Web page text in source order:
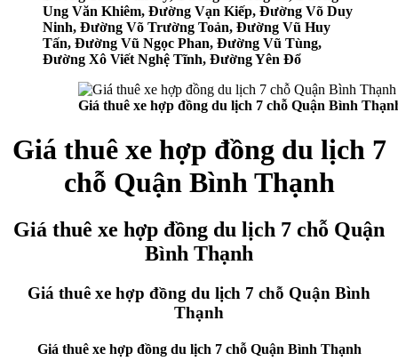
Ung Văn Khiêm, Đường Vạn Kiếp, Đường Võ Duy
Ninh, Đường Võ Trường Toản, Đường Vũ Huy
Tấn, Đường Vũ Ngọc Phan, Đường Vũ Tùng,
Đường Xô Viết Nghệ Tĩnh, Đường Yên Đổ
Giá thuê xe hợp đồng du lịch 7 chỗ Quận Bình
Giá thuê xe hợp đồng du lịch 7
chỗ Quận Bình Thạnh
Giá thuê xe hợp đồng du lịch 7 chỗ Quận
Bình Thạnh
Giá thuê xe hợp đồng du lịch 7 chỗ Quận Bình
Thạnh
Giá thuê xe hợp đồng du lịch 7 chỗ Quận Bình Thạnh